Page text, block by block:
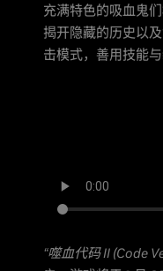
充满特色的吸血鬼
揭开隐藏的历史以
击模式，善用技能
“噬血代码 II (Code